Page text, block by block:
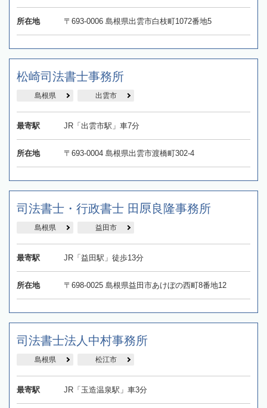
所在地 〒693-0006 島根県出雲市白枝町1072番地5
松崎司法書士事務所
島根県 出雲市
最寄駅 JR「出雲市駅」車7分
所在地 〒693-0004 島根県出雲市渡橋町302‐4
司法書士・行政書士 田𠩤良隆事務所
島根県 益田市
最寄駅 JR「益田駅」徒歩13分
所在地 〒698-0025 島根県益田市あけぼの西町8番地12
司法書士法人中村事務所
島根県 松江市
最寄駅 JR「玉造温泉駅」車3分